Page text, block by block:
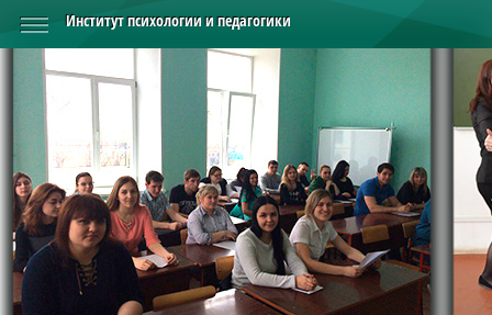
Институт психологии и педагогики